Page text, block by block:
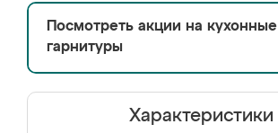
Посмотреть акции на кухонные
гарнитуры
Характеристики